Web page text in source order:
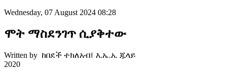
Wednesday, 07 August 2024 08:28
ሞት ማስደንገጥ ሲያቅተው
Written by ከበደች ተክለአብ፤ እ.ኤ.አ. ጁላይ
2020